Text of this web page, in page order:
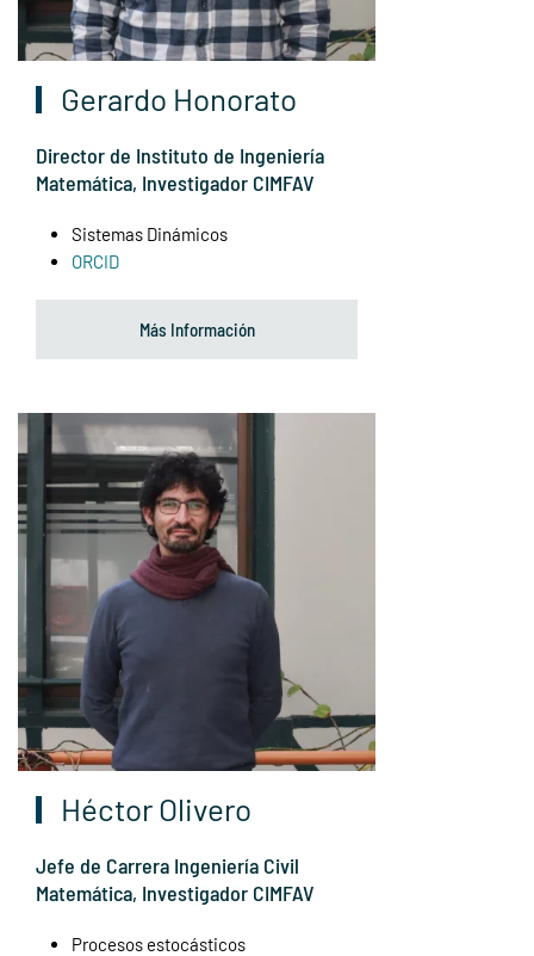
Gerardo Honorato
Director de Instituto de Ingeniería
Matemática, Investigador CIMFAV
Sistemas Dinámicos
ORCID
Más Información
Héctor Olivero
Jefe de Carrera Ingeniería Civil
Matemática, Investigador CIMFAV
Procesos estocásticos